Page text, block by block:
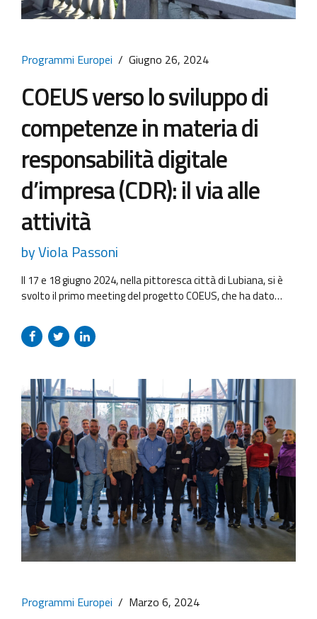
Programmi Europei Giugno 26, 2024
COEUS verso lo sviluppo di
competenze in materia di
responsabilità digitale
d’impresa (CDR): il via alle
attività
by Viola Passoni
Il 17 e 18 giugno 2024, nella pittoresca città di Lubiana, si è
svolto il primo meeting del progetto COEUS, che ha dato
della responsabilità digitale d’impresa (CDR). I partner,
provenienti da sei paesi dell’Europa Centrale (Italia, Austria,
Programmi Europei Marzo 6, 2024